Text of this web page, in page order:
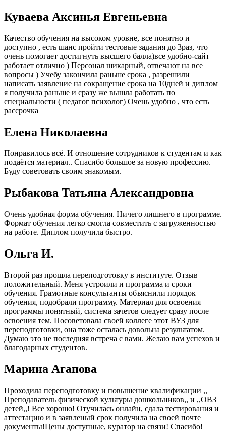
Куваева Аксинья Евгеньевна
Качество обучения на высоком уровне, все понятно и
доступно , есть шанс пройти тестовые задания до 3раз, что
очень помогает достигнуть высшего балла)все удобно-сайт
работает отлично ) Персонал шикарный, отвечают на все
вопросы ) Учебу закончила раньше срока , разрешили
написать заявление на сокращение срока на 10дней и диплом
я получила раньше и сразу же вышла работать по
специальности ( педагог психолог) Очень удобно , что есть
рассрочка
Елена Николаевна
Понравилось всё. И отношение сотрудников к студентам и как
подаётся материал.. Спасибо большое за новую профессию.
Буду советовать своим знакомым.
Рыбакова Татьяна Александровна
Очень удобная форма обучения. Ничего лишнего в программе.
Формат обучения легко смогла совместить с загруженностью
на работе. Диплом получила быстро.
Ольга И.
Второй раз прошла переподготовку в институте. Отзыв
положительный. Меня устроили и программа и сроки
обучения. Грамотные консультанты объяснили порядок
обучения, подобрали программу. Материал для освоения
программы понятный, система зачетов следует сразу после
освоения тем. Посоветовала своей коллеге этот ВУЗ для
переподготовки, она тоже осталась довольна результатом.
Думаю это не последняя встреча с вами. Желаю вам успехов и
благодарных студентов.
Марина Агапова
Проходила переподготовку и повышение квалификации ,,
Преподаватель физической культуры дошкольников,, и ,,ОВЗ
детей,,! Все хорошо! Отучилась онлайн, сдала тестирования и
аттестацию и в заявленый срок получила на своей почте
документы!Цены доступные, куратор на связи! Спасибо!